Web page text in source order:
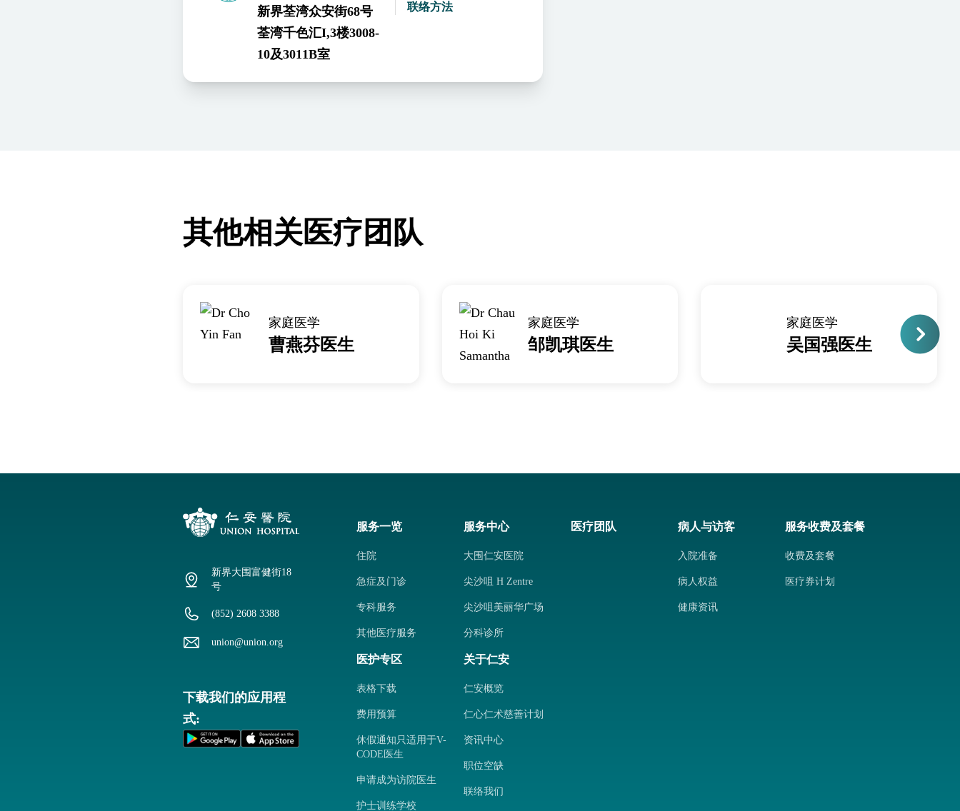
新界荃湾众安街68号
荃湾千色汇I,3楼3008-
10及3011B室
联络方法
其他相关医疗团队
家庭医学
曹燕芬医生
家庭医学
邹凯琪医生
家庭医学
吴国强医生
新界大围富健街18
号
(852) 2608 3388
union@union.org
下载我们的应用程
式:
服务一览
住院
急症及门诊
专科服务
其他医疗服务
服务中心
大围仁安医院
尖沙咀 H Zentre
尖沙咀美丽华广场
分科诊所
医疗团队 病人与访客
入院准备
病人权益
健康资讯
服务收费及套餐
收费及套餐
医疗券计划
医护专区
表格下载
费用预算
休假通知只适用于V-
CODE医生
申请成为访院医生
护士训练学校
关于仁安
仁安概览
仁心仁术慈善计划
资讯中心
职位空缺
联络我们